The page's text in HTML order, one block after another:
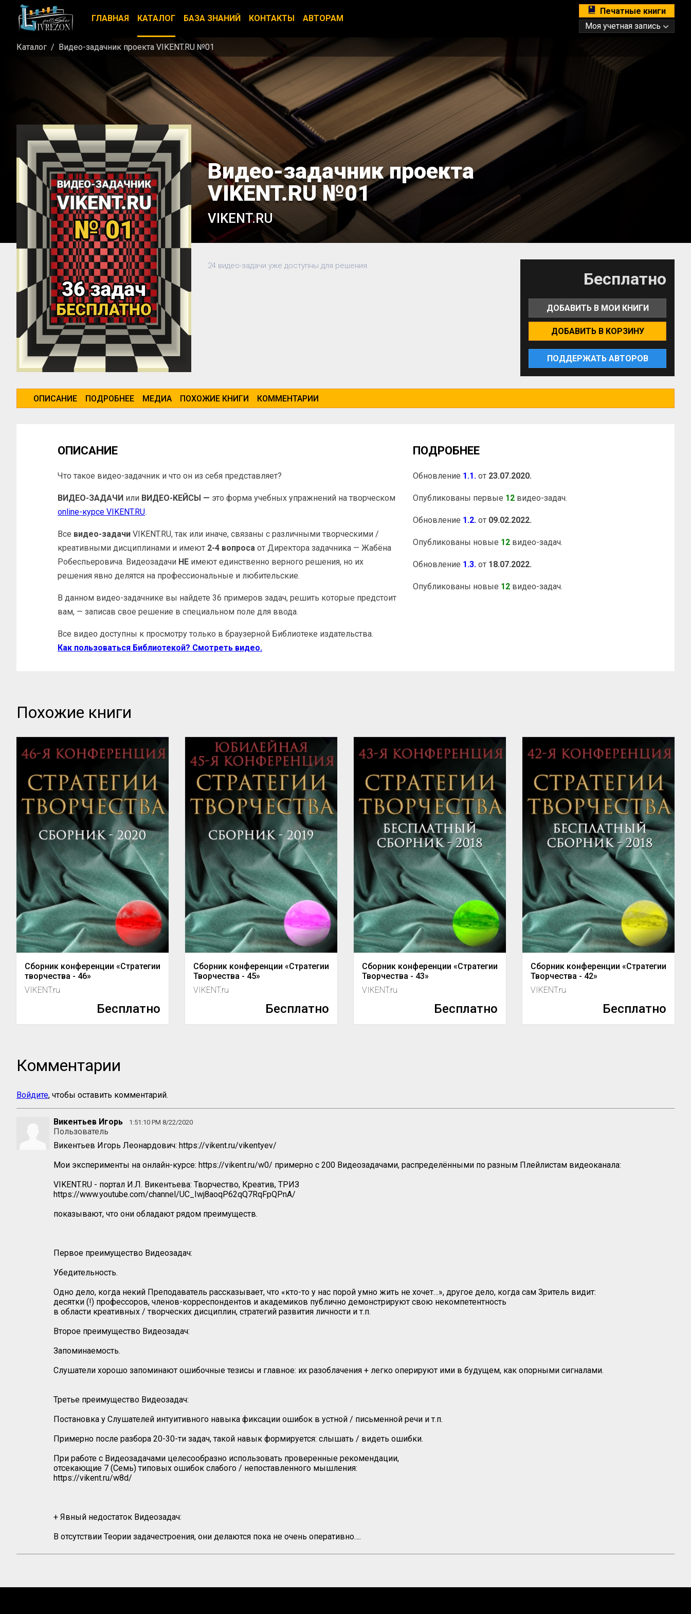
ГЛАВНАЯ КАТАЛОГ БАЗА ЗНАНИЙ КОНТАКТЫ АВТОРАМ
Печатные книги
Моя учетная запись
Каталог Видео-задачник проекта VIKENT.RU №01
Видео-задачник проекта
VIKENT.RU №01
VIKENT.RU
24 видео-задачи уже доступны для решения.
Бесплатно
ДОБАВИТЬ В МОИ КНИГИ
ДОБАВИТЬ В КОРЗИНУ
ПОДДЕРЖАТЬ АВТОРОВ
ОПИСАНИЕ ПОДРОБНЕЕ МЕДИА ПОХОЖИЕ КНИГИ КОММЕНТАРИИ
ОПИСАНИЕ
Что такое видео-задачник и что он из себя представляет?
ВИДЕО-ЗАДАЧИ или ВИДЕО-КЕЙСЫ — это форма учебных упражнений на творческом
online-курсе VIKENT.RU.
Все видео-задачи VIKENT.RU, так или иначе, связаны с различными творческими /
креативными дисциплинами и имеют 2-4 вопроса от Директора задачника — Жабёна
Робеспьеровича. Видеозадачи НЕ имеют единственно верного решения, но их
решения явно делятся на профессиональные и любительские.
В данном видео-задачнике вы найдете 36 примеров задач, решить которые предстоит
вам, — записав свое решение в специальном поле для ввода.
Все видео доступны к просмотру только в браузерной Библиотеке издательства.
Как пользоваться Библиотекой? Смотреть видео.
ПОДРОБНЕЕ
Обновление 1.1. от 23.07.2020.
Опубликованы первые 12 видео-задач.
Обновление 1.2. от 09.02.2022.
Опубликованы новые 12 видео-задач.
Обновление 1.3. от 18.07.2022.
Опубликованы новые 12 видео-задач.
Похожие книги
Сборник конференции «Стратегии
творчества - 46»
VIKENT.ru
Бесплатно
Сборник конференции «Стратегии
Творчества - 45»
VIKENT.ru
Бесплатно
Сборник конференции «Стратегии
Творчества - 43»
VIKENT.ru
Бесплатно
Сборник конференции «Стратегии
Творчества - 42»
VIKENT.ru
Бесплатно
Комментарии
Войдите, чтобы оставить комментарий.
Викентьев Игорь 1:51:10 PM 8/22/2020
Пользователь
Викентьев Игорь Леонардович: https://vikent.ru/vikentyev/
Мои эксперименты на онлайн-курсе: https://vikent.ru/w0/ примерно с 200 Видеозадачами, распределёнными по разным Плейлистам видеоканала:
VIKENT.RU - портал И.Л. Викентьева: Творчество, Креатив, ТРИЗ
https://www.youtube.com/channel/UC_Iwj8aoqP62qQ7RqFpQPnA/
показывают, что они обладают рядом преимуществ.
Первое преимущество Видеозадач:
Убедительность.
Одно дело, когда некий Преподаватель рассказывает, что «кто-то у нас порой умно жить не хочет…», другое дело, когда сам Зритель видит:
десятки (!) профессоров, членов-корреспондентов и академиков публично демонстрируют свою некомпетентность
в области креативных / творческих дисциплин, стратегий развития личности и т.п.
Второе преимущество Видеозадач:
Запоминаемость.
Слушатели хорошо запоминают ошибочные тезисы и главное: их разоблачения + легко оперируют ими в будущем, как опорными сигналами.
Третье преимущество Видеозадач:
Постановка у Слушателей интуитивного навыка фиксации ошибок в устной / письменной речи и т.п.
Примерно после разбора 20-30-ти задач, такой навык формируется: слышать / видеть ошибки.
При работе с Видеозадачами целесообразно использовать проверенные рекомендации,
отсекающие 7 (Семь) типовых ошибок слабого / непоставленного мышления:
https://vikent.ru/w8d/
+ Явный недостаток Видеозадач:
В отсутствии Теории задачестроения, они делаются пока не очень оперативно….